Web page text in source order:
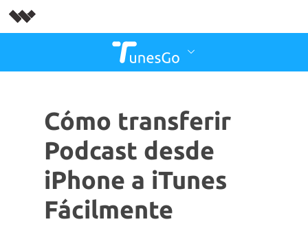
Cómo transferir
Podcast desde
iPhone a iTunes
Fácilmente